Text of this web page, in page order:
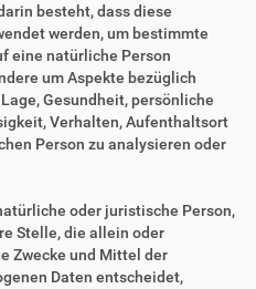
besteht, dass diese
werden, um bestimmte
eine natürliche Person
um Aspekte bezüglich
Gesundheit, persönliche
Verhalten, Aufenthaltsort
Person zu analysieren oder
oder juristische Person,
Stelle, die allein oder
Zwecke und Mittel der
Daten entscheidet,